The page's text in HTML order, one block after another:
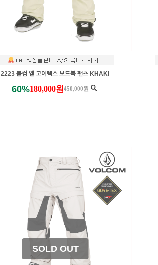
2223 볼컴 엘 고어텍스 보드복 팬츠 KHAKI
60%180,000원 450,000원